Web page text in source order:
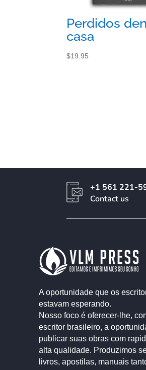
Perdidos
casa
$19.95
+1 561 221-
Contact us
A oportunidade que os
estavam esperando.
Nosso foco é oferecer-lhe,
escritor brasileiro, a
publicar suas obras com
alta qualidade. Produzimos
livros, apostilas, manuais